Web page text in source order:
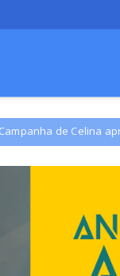
apresenta